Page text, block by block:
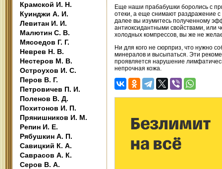
Крамской И. Н.
Куинджи А. И.
Левитан И. И.
Малютин С. В.
Мясоедов Г. Г.
Неврев Н. В.
Нестеров М. В.
Остроухов И. С.
Перов В. Г.
Петровичев П. И.
Поленов В. Д.
Похитонов И. П.
Прянишников И. М.
Репин И. Е.
Рябушкин А. П.
Савицкий К. А.
Саврасов А. К.
Серов В. А.
Еще наши прабабушки боролись с
отеки, а еще снимают раздражение с
далее вы изумитесь полученному
антиоксидантными свойствами, или
холодных компрессов, вы же не
Ни для кого не сюрприз, что нужно
минералов и высыпаться. Эти
проявляется нарушение
непрочная кожа.